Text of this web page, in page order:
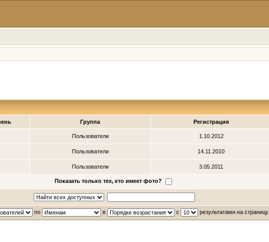
Группа Регистрация
Пользователи 1.10.2012
Пользователи 14.11.2010
Пользователи 3.05.2011
Показать только тех, кто имеет фото?
по в с результатами на страницу